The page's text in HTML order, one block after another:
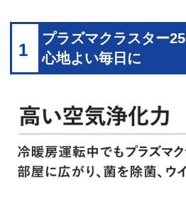
1
プラズマクラスター
心地よい毎日に